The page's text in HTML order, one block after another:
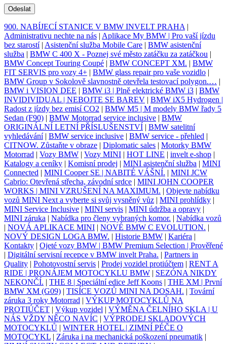
Odeslat
900. NABÍJECÍ STANICE V BMW INVELT PRAHA|
Administrativu nechte na nás | Aplikace My BMW | Pro vaší jízdu
bez starostí| Asistenční služba Mobile Care | BMW asistenční
služba | BMW C 400 X - Poznej své město zatáčku za zatáčkou |
BMW Concept Touring Coupé | BMW CONCEPT XM. | BMW
FIT SERVIS pro vozy 4+ | BMW glass repair pro vaše vozidlo |
BMW Group v Sokolově slavnostně otevřela testovací polygon.… |
BMW i VISION DEE | BMW i3 | Plně elektrické BMW i3 | BMW
INVIDIVIDUAL | NEBOJTE SE BAREV | BMW iX5 Hydrogen |
Radost z jízdy bez emisí CO2 | BMW M5 | M modely BMW řady 5
Sedan (F90) | BMW Motorrad service inclusive | BMW
ORIGINÁLNÍ LETNÍ PŘÍSLUŠENSTVÍ | BMW satelitní
vyhledávání| BMW service inclusive | BMW service - přehled |
CITNOW. Zůstaňte v obraze | Diplomatic sales | Motorky BMW
Motorrad | Vozy BMW | Vozy MINI | HOT LINE | invelt e-shop |
Katalogy a ceníky | Komisní prodej | MINI asistenční služba | MINI
Connected | MINI Cooper SE | NABITÉ VÁŠNÍ. | MINI JCW
Cabrio: Otevřená střecha, závodní srdce | MINI JOHN COOPER
WORKS | MINI VZRUŠENÍ NA MAXIMUM. | Objevte nabídku
vozů MINI Next a vyberte si svůj vysněný vůz | MINI prohlídky |
MINI Service Inclusive | MINI servis | MINI údržba a opravy |
MINI záruka | Nabídka pro členy vybraných komor. | Nabídka vozů
| NOVÁ APLIKACE MINI | NOVÉ BMW C EVOLUTION. |
NOVÝ DESIGN LOGA BMW. | Historie BMW | Kariéra |
Kontakty | Ojeté vozy BMW | BMW Premium Selection | Prověřené
| Digitální servisní recepce v BMW invelt Praha. | Partners in
Quality | Pohotovostní servis | Prodej vozidel protiúčtem | RENT A
RIDE | PRONÁJEM MOTOCYKLU BMW | SEZÓNA NIKDY
NEKONČÍ. | THE 8 | Speciální edice Jeff Koons | THE XM | První
BMW XM (G09) | TISÍCE VOZŮ MINI NA DOSAH. | Tovární
záruka 3 roky Motorrad | VÝKUP MOTOCYKLŮ NA
PROTIÚČET | Výkup vozidel | VÝMĚNA ČELNÍHO SKLA | U
NÁS VŽDY NĚCO NAVÍC | VÝPRODEJ SKLADOVÝCH
MOTOCYKLŮ | WINTER HOTEL | ZIMNÍ PÉČE O
MOTOCYKL | Záruka i na mechanická poškození pneumatik |